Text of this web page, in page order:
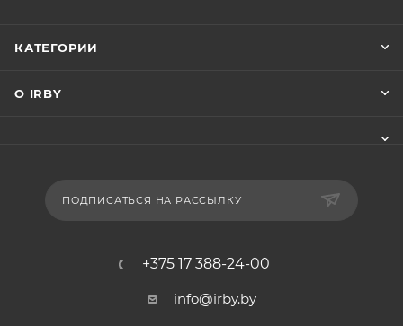
КАТЕГОРИИ
О IRBY
ПОДПИСАТЬСЯ НА РАССЫЛКУ
+375 17 388-24-00
info@irby.by